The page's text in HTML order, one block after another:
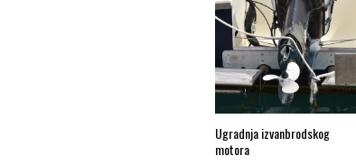
Ugradnja izvanbrodskog
motora